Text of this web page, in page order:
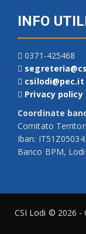
INFO
0371-425468
csilodi@pec.it
Privacy policy
Coordinate
Comitato
Iban:
Banco BPM, Lodi
CSI Lodi © 2026 -